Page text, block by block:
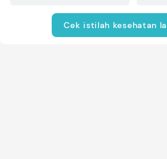
Cek istilah kesehatan